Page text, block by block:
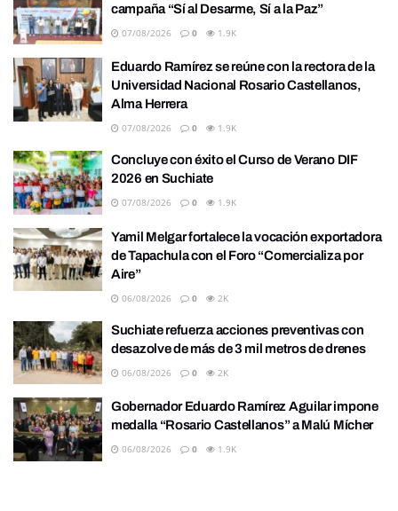
campaña “Sí al Desarme, Sí a la Paz”
07/08/2026 0 1.9K
Eduardo Ramírez se reúne con la rectora de la
Universidad Nacional Rosario Castellanos,
Alma Herrera
07/08/2026 0 1.9K
Concluye con éxito el Curso de Verano DIF
2026 en Suchiate
07/08/2026 0 1.9K
Yamil Melgar fortalece la vocación exportadora
de Tapachula con el Foro “Comercializa por
Aire”
06/08/2026 0 2K
Suchiate refuerza acciones preventivas con
desazolve de más de 3 mil metros de drenes
06/08/2026 0 2K
Gobernador Eduardo Ramírez Aguilar impone
medalla “Rosario Castellanos” a Malú Mícher
06/08/2026 0 1.9K